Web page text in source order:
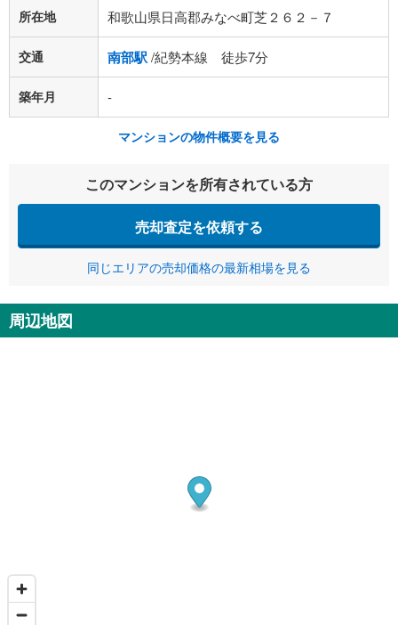
所在地 和歌山県日高郡みなべ町芝２６２－７
交通 南部駅/紀勢本線 徒歩7分
築年月 -
マンションの物件概要を見る
このマンションを所有されている方
売却査定を依頼する
同じエリアの売却価格の最新相場を見る
周辺地図